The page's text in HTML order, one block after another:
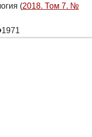
(2018. Том 7. №
1971